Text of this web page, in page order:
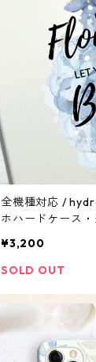
全機種対応 /
ホハードケース
¥3,200
SOLD OUT